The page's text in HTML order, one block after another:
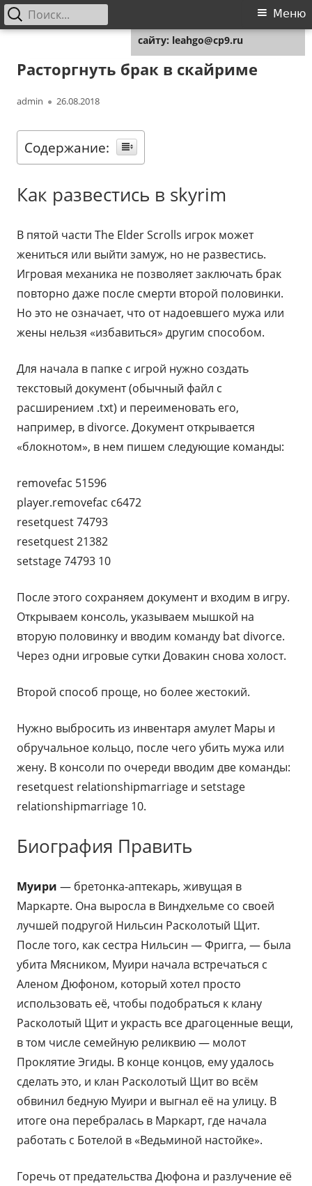
содержимому
Основное
Меню
Найти:
Расторгнуть брак в скайриме
Автор
admin Опубликовано
26.08.2018
Содержание:
Как развестись в skyrim
В пятой части The Elder Scrolls игрок может
жениться или выйти замуж, но не развестись.
Игровая механика не позволяет заключать брак
повторно даже после смерти второй половинки.
Но это не означает, что от надоевшего мужа или
жены нельзя «избавиться» другим способом.
Для начала в папке с игрой нужно создать
текстовый документ (обычный файл с
расширением .txt) и переименовать его,
например, в divorce. Документ открывается
«блокнотом», в нем пишем следующие команды:
removefac 51596
player.removefac c6472
resetquest 74793
resetquest 21382
setstage 74793 10
После этого сохраняем документ и входим в игру.
Открываем консоль, указываем мышкой на
вторую половинку и вводим команду bat divorce.
Через одни игровые сутки Довакин снова холост.
Второй способ проще, но более жестокий.
Нужно выбросить из инвентаря амулет Мары и
обручальное кольцо, после чего убить мужа или
жену. В консоли по очереди вводим две команды:
resetquest relationshipmarriage и setstage
relationshipmarriage 10.
Биография Править
Муири — бретонка-аптекарь, живущая в
Маркарте. Она выросла в Виндхельме со своей
лучшей подругой Нильсин Расколотый Щит.
После того, как сестра Нильсин — Фригга, — была
убита Мясником, Муири начала встречаться с
Аленом Дюфоном, который хотел просто
использовать её, чтобы подобраться к клану
Расколотый Щит и украсть все драгоценные вещи,
в том числе семейную реликвию — молот
Проклятие Эгиды. В конце концов, ему удалось
сделать это, и клан Расколотый Щит во всём
обвинил бедную Муири и выгнал её на улицу. В
итоге она перебралась в Маркарт, где начала
работать с Ботелой в «Ведьминой настойке».
Горечь от предательства Дюфона и разлучение её
сайту: leahgo@cp9.ru